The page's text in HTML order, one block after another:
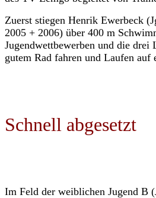
Zuerst stiegen Henrik Ewerbeck
2005 + 2006) über 400 m
Jugendwettbewerben und die
gutem Rad fahren und Laufen
Schnell abgesetzt
Im Feld der weiblichen Jugend B